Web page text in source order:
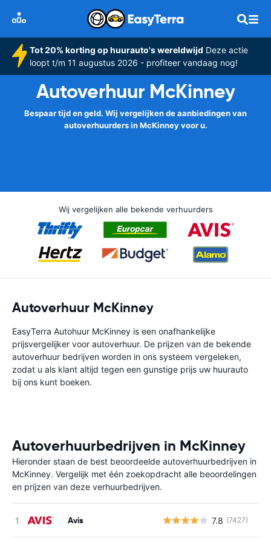
Tot 20% korting op huurauto's wereldwijd Deze actie
loopt t/m 11 augustus 2026 - profiteer vandaag nog!
Autoverhuur McKinney
Bespaar tijd en geld. Wij vergelijken de aanbiedingen van
autoverhuurders in McKinney voor u.
Wij vergelijken alle bekende verhuurders
Autoverhuur McKinney
EasyTerra Autohuur McKinney is een onafhankelijke
prijsvergelijker voor autoverhuur. De prijzen van de bekende
autoverhuur bedrijven worden in ons systeem vergeleken,
zodat u als klant altijd tegen een gunstige prijs uw huurauto
bij ons kunt boeken.
Autoverhuurbedrijven in McKinney
Hieronder staan de best beoordeelde autoverhuurbedrijven in
McKinney. Vergelijk met één zoekopdracht alle beoordelingen
en prijzen van deze verhuurbedrijven.
Avis 7.8 (7427)